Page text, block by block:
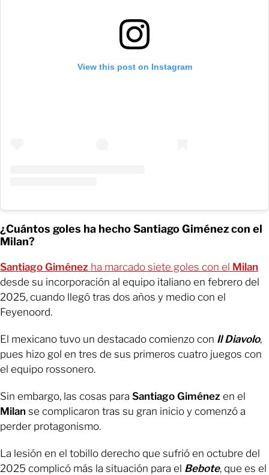
View this post on Instagram
¿Cuántos goles ha hecho Santiago Giménez con el
Milan?
Santiago Giménez ha marcado siete goles con el Milan
desde su incorporación al equipo italiano en febrero del
2025, cuando llegó tras dos años y medio con el
Feyenoord.
El mexicano tuvo un destacado comienzo con Il Diavolo,
pues hizo gol en tres de sus primeros cuatro juegos con
el equipo rossonero.
Sin embargo, las cosas para Santiago Giménez en el
Milan se complicaron tras su gran inicio y comenzó a
perder protagonismo.
La lesión en el tobillo derecho que sufrió en octubre del
2025 complicó más la situación para el Bebote, que es el